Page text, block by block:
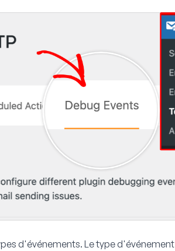
d'événements. Le type d'événement